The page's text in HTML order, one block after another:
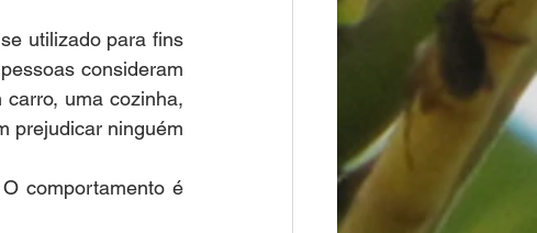
utilizado para fins
consideram
uma cozinha,
prejudicar ninguém
comportamento é